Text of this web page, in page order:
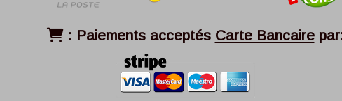
: Paiements acceptés Carte Bancaire